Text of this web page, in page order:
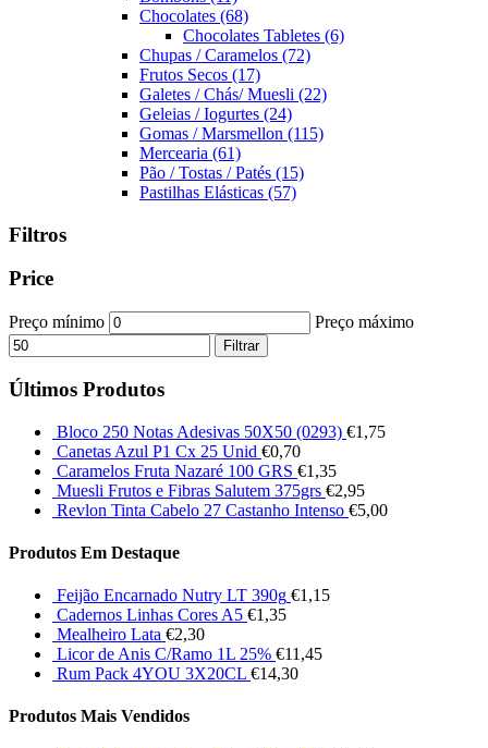
Chocolates (68)
Chocolates Tabletes (6)
Chupas / Caramelos (72)
Frutos Secos (17)
Galetes / Chás/ Muesli (22)
Geleias / Iogurtes (24)
Gomas / Marsmellon (115)
Mercearia (61)
Pão / Tostas / Patés (15)
Pastilhas Elásticas (57)
Filtros
Price
Preço mínimo Preço máximo
Filtrar
Últimos Produtos
Bloco 250 Notas Adesivas 50X50 (0293) €1,75
Canetas Azul P1 Cx 25 Unid €0,70
Caramelos Fruta Nazaré 100 GRS €1,35
Muesli Frutos e Fibras Salutem 375grs €2,95
Revlon Tinta Cabelo 27 Castanho Intenso €5,00
Produtos Em Destaque
Feijão Encarnado Nutry LT 390g €1,15
Cadernos Linhas Cores A5 €1,35
Mealheiro Lata €2,30
Licor de Anis C/Ramo 1L 25% €11,45
Rum Pack 4YOU 3X20CL €14,30
Produtos Mais Vendidos